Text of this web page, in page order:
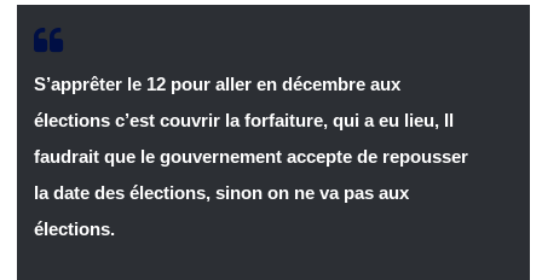
S’apprêter le 12 pour aller en décembre aux
élections c’est couvrir la forfaiture, qui a eu lieu, Il
faudrait que le gouvernement accepte de repousser
la date des élections, sinon on ne va pas aux
élections.